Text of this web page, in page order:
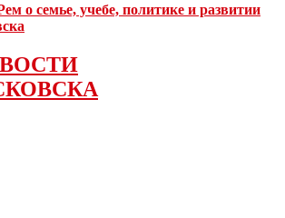
о семье, учебе, политике и развитии